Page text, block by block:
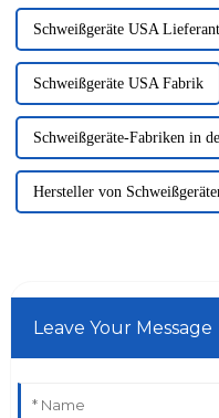
Schweißgeräte USA Lieferant
Schweißgeräte USA Fabrik
Schweißgeräte-Fabriken in
Hersteller von
Leave Your Message